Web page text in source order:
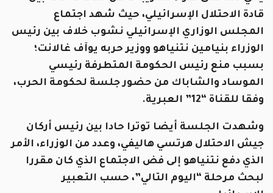
قادة الاحتلال الإسرائيلي، حيث شهد اجتماع
المجلس الوزاري الإسرائيلي نشوب خلاف بين رئيس
الوزراء بنيامين نتنياهو ووزير حربه يوآف غالانت؛
بسبب منع رئيس الحكومة المتطرفة رئيسي
الموساد والشاباك من حضور جلسة لحكومة الحرب،
وفقا للقناة “12” العبرية.
وشهدت الجلسة أيضا توترا حادا بين رئيس أركان
جيش الاحتلال هرتسي هاليفي، وعدد من الوزراء، الأمر
الذي دفع نتنياهو إلى فض الاجتماع الذي كان مقررا
لبحث مرحلة “اليوم التالي”، حسب التعبير